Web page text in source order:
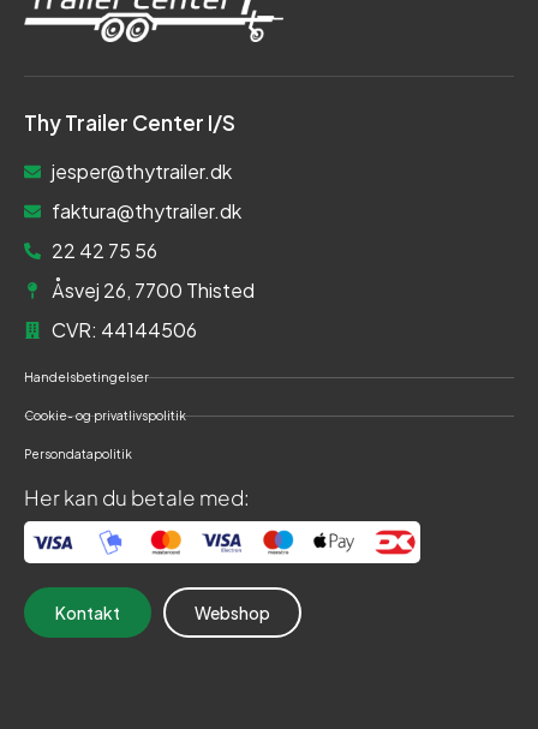
Thy Trailer Center I/S
jesper@thytrailer.dk
faktura@thytrailer.dk
22 42 75 56
Åsvej 26, 7700 Thisted
CVR: 44144506
Handelsbetingelser
Cookie- og privatlivspolitik
Persondatapolitik
Her kan du betale med:
Kontakt Webshop